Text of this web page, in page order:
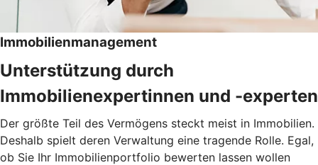
Immobilienmanagement
Unterstützung durch
Immobilienexpertinnen und -experten
Der größte Teil des Vermögens steckt meist in Immobilien.
Deshalb spielt deren Verwaltung eine tragende Rolle. Egal,
ob Sie Ihr Immobilienportfolio bewerten lassen wollen